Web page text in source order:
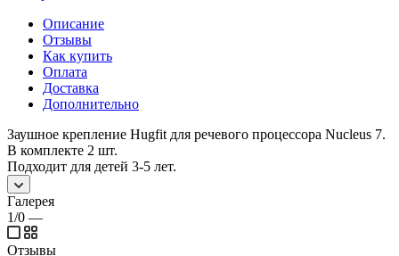
Описание
Отзывы
Как купить
Оплата
Доставка
Дополнительно
Заушное крепление Hugfit для речевого процессора Nucleus 7.
В комплекте 2 шт.
Подходит для детей 3-5 лет.
Галерея
1/0 —
Отзывы